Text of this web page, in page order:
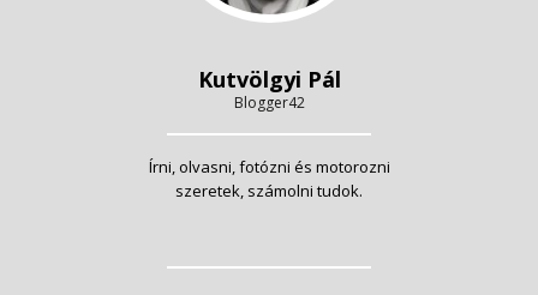
Kutvölgyi Pál
Blogger42
Írni, olvasni, fotózni és motorozni
szeretek, számolni tudok.